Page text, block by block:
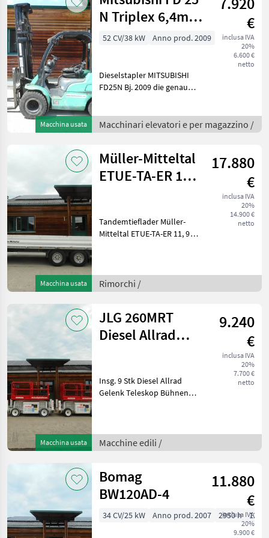
Macchina usata
N Triplex 6,4m +
SS +
€
inclusa IVA
20%
6.600 €
netto
52 CV/38 kW Anno prod. 2009
Dieselstapler MITSUBISHI
FD25N Bj. 2009 die genauen
Hubkraft 2, 85 Meter
Bauhöhe 6, 40 Meter
Macchinari elevatori e per magazzino /
Macchina usata
Müller-Mitteltal
ETUE-TA-ER 11,6
17.880
€
inclusa IVA
20%
14.900 €
netto
Tandemtieflader Müller-
Mitteltal ETUE-TA-ER 11, 9
Eigengewicht - 6, 2 Meter
Ladelänge - 2
Rimorchi /
Macchina usata
JLG 260MRT
Diesel Allrad
9.240
€
inclusa IVA
20%
7.700 €
netto
Insg. 9 Stk Diesel Allrad
Gelenk Teleskop Bühnen
4.644 Stunden 3.764 KG
Eigengewicht
Macchine edili /
Bomag
BW120AD-4
11.880
€
inclusa IVA
20%
9.900 €
34 CV/25 kW Anno prod. 2007 2950 h 120